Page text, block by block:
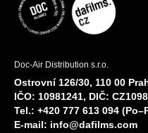
Doc-Air Distribution s.r.o.
Ostrovní 126/30, 110 00
IČO: 10981241, DIČ:
Tel.: +420 777 613 094
E-mail: info@dafilms.com